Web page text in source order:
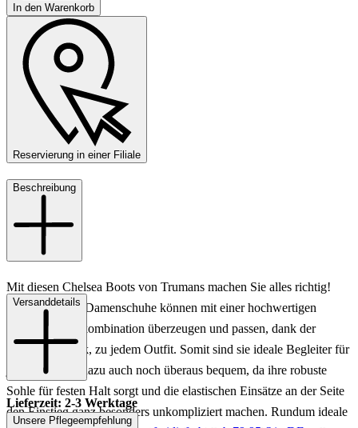
In den Warenkorb
Reservierung in einer Filiale
Beschreibung
Mit diesen Chelsea Boots von Trumans machen Sie alles richtig!
Die schwarzen Damenschuhe können mit einer hochwertigen
Leder-Materialkombination überzeugen und passen, dank der
schlichten Optik, zu jedem Outfit. Somit sind sie ideale Begleiter für
jeden Tag und dazu auch noch überaus bequem, da ihre robuste
Sohle für festen Halt sorgt und die elastischen Einsätze an der Seite
den Einstieg ganz besonders unkompliziert machen. Rundum ideale
Versanddetails
Lieferzeit: 2-3 Werktage
Unsere Pflegeempfehlung